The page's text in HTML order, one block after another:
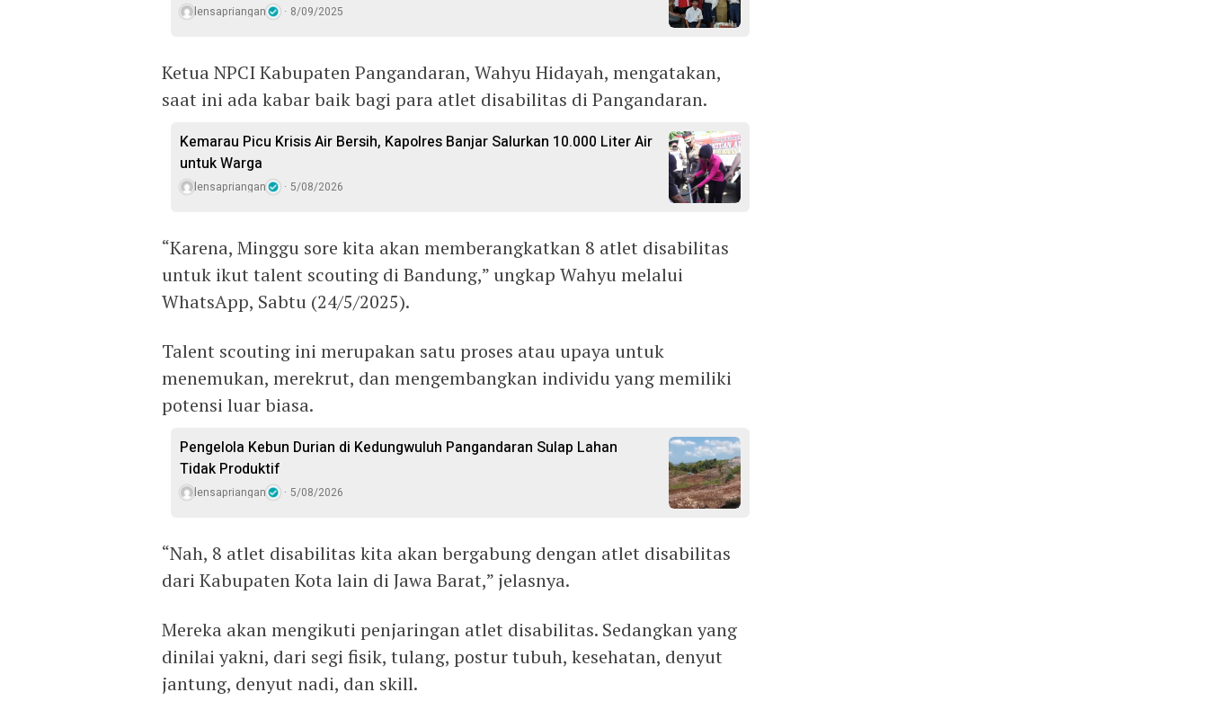
lensapriangan 8/09/2025
Ketua NPCI Kabupaten Pangandaran, Wahyu Hidayah, mengatakan,
saat ini ada kabar baik bagi para atlet disabilitas di Pangandaran.
Kemarau Picu Krisis Air Bersih, Kapolres Banjar Salurkan 10.000 Liter Air
untuk Warga
lensapriangan 5/08/2026
“Karena, Minggu sore kita akan memberangkatkan 8 atlet disabilitas
untuk ikut talent scouting di Bandung,” ungkap Wahyu melalui
WhatsApp, Sabtu (24/5/2025).
Talent scouting ini merupakan satu proses atau upaya untuk
menemukan, merekrut, dan mengembangkan individu yang memiliki
potensi luar biasa.
Pengelola Kebun Durian di Kedungwuluh Pangandaran Sulap Lahan
Tidak Produktif ‎
lensapriangan 5/08/2026
“Nah, 8 atlet disabilitas kita akan bergabung dengan atlet disabilitas
dari Kabupaten Kota lain di Jawa Barat,” jelasnya.
Mereka akan mengikuti penjaringan atlet disabilitas. Sedangkan yang
dinilai yakni, dari segi fisik, tulang, postur tubuh, kesehatan, denyut
jantung, denyut nadi, dan skill.